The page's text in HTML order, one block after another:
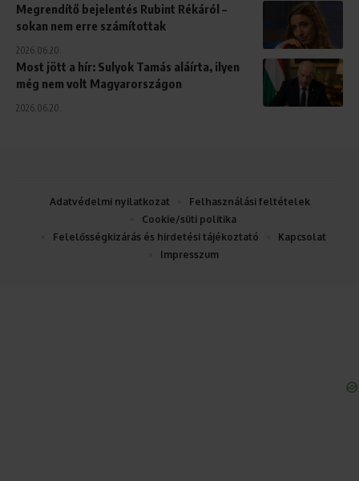
Megrendítő bejelentés Rubint Rékáról –
sokan nem erre számítottak
2026.06.20.
Most jött a hír: Sulyok Tamás aláírta, ilyen
még nem volt Magyarországon
2026.06.20.
Adatvédelmi nyilatkozat
Felhasználási feltételek
Cookie/süti politika
Felelősségkizárás és hirdetési tájékoztató
Kapcsolat
Impresszum